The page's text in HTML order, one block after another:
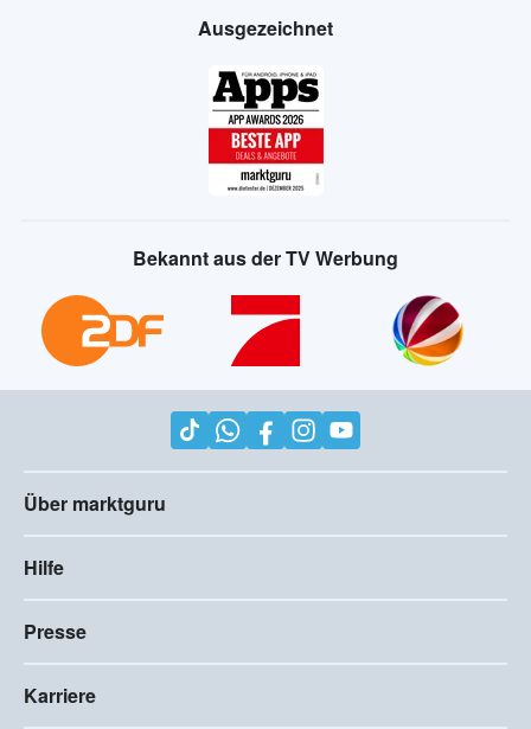
Ausgezeichnet
Bekannt aus der TV Werbung
Über marktguru
Hilfe
Presse
Karriere